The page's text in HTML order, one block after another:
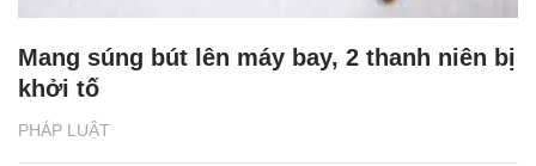
PHÁP LUẬT
Mang súng bút lên máy bay, 2 thanh niên bị
khởi tố